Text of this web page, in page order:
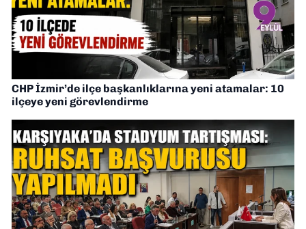
CHP İzmir’de ilçe başkanlıklarına yeni atamalar: 10
ilçeye yeni görevlendirme